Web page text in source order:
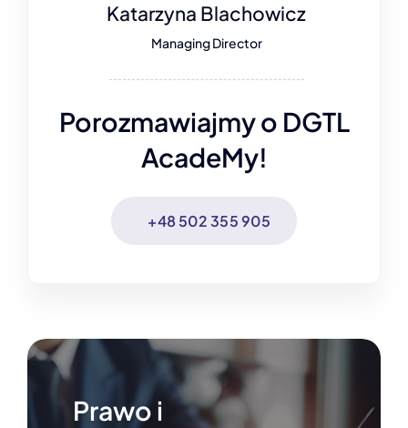
Katarzyna Blachowicz
Managing Director
Porozmawiajmy o DGTL
AcadeMy!
+48 502 355 905
Prawo i